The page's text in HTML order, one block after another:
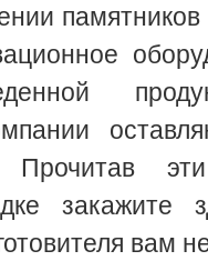
Прочитав
закажите
вам